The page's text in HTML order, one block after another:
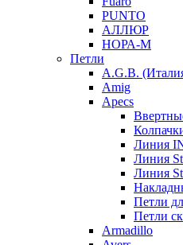
PUNTO
АЛЛЮР
НОРА-М
Петли
A.G.B.
Amig
Apecs
Линия
Линия
Линия
Петли
Петли
Armadillo